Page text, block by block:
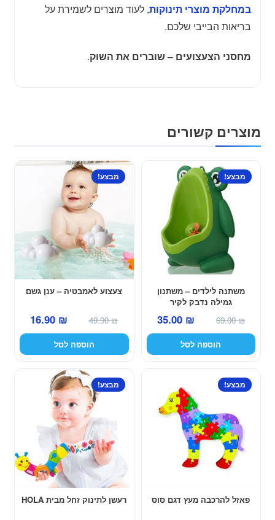
במחלקת מוצרי תינוקות, לעוד מוצרים לשמירת על
בריאות הבייבי שלכם.
מחסני הצעצועים – שוברים את השוק.
מוצרים קשורים
משתנה לילדים – משתנון
גמילה נדבק לקיר
מבצע!
69.00₪
המחיר
המקורי
היה:
35.00 ₪
המחיר
הנוכחי
הוא:
הוספה לסל
צעצוע לאמבטיה – ענן גשם
מבצע!
49.90₪
המחיר
המקורי
היה:
16.90 ₪
הנוכחי
הוא:
הוספה לסל
פאזל להרכבה מעץ דגם סוס
מבצע!
רעשן לתינוק זחל מבית HOLA
מבצע!